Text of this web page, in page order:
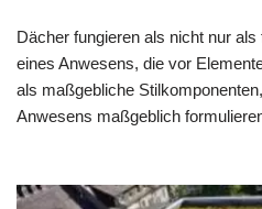
Dächer fungieren als nicht nur
eines Anwesens, die vor
als maßgebliche
Anwesens maßgeblich